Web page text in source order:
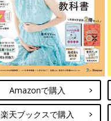
Amazonで購入
楽天ブックスで購入